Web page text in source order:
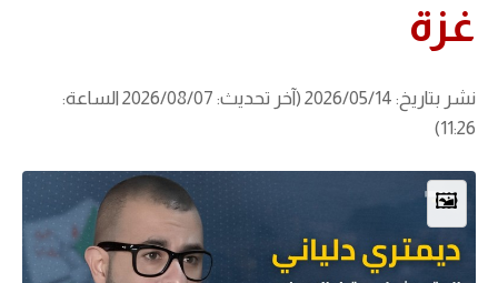
غزة
نشر بتاريخ: 2026/05/14 (آخر تحديث: 2026/08/07 الساعة:
11:26)
🖼️